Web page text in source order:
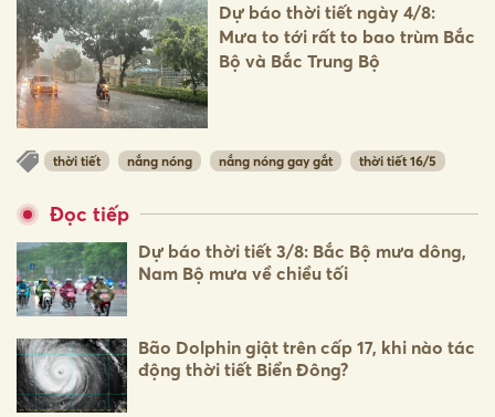
Dự báo thời tiết ngày 4/8:
Mưa to tới rất to bao trùm Bắc
Bộ và Bắc Trung Bộ
thời tiết nắng nóng nắng nóng gay gắt thời tiết 16/5
Đọc tiếp
Dự báo thời tiết 3/8: Bắc Bộ mưa dông,
Nam Bộ mưa về chiều tối
Bão Dolphin giật trên cấp 17, khi nào tác
động thời tiết Biển Đông?